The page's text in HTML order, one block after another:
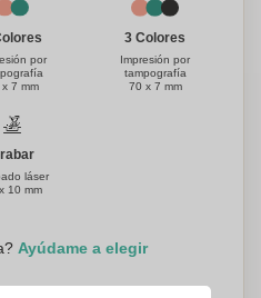
por
7 mm
3 Colores
Impresión por
tampografía
70 x 7 mm
láser
10 mm
Ayúdame a elegir